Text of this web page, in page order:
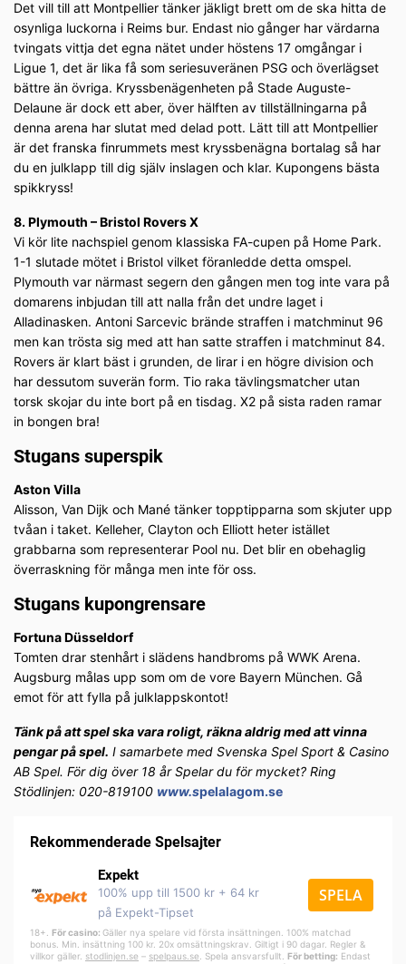
Det vill till att Montpellier tänker jäkligt brett om de ska hitta de
osynliga luckorna i Reims bur. Endast nio gånger har värdarna
tvingats vittja det egna nätet under höstens 17 omgångar i
Ligue 1, det är lika få som seriesuveränen PSG och överlägset
bättre än övriga. Kryssbenägenheten på Stade Auguste-
Delaune är dock ett aber, över hälften av tillställningarna på
denna arena har slutat med delad pott. Lätt till att Montpellier
är det franska finrummets mest kryssbenägna bortalag så har
du en julklapp till dig själv inslagen och klar. Kupongens bästa
spikkryss!
8. Plymouth – Bristol Rovers X
Vi kör lite nachspiel genom klassiska FA-cupen på Home Park.
1-1 slutade mötet i Bristol vilket föranledde detta omspel.
Plymouth var närmast segern den gången men tog inte vara på
domarens inbjudan till att nalla från det undre laget i
Alladinasken. Antoni Sarcevic brände straffen i matchminut 96
men kan trösta sig med att han satte straffen i matchminut 84.
Rovers är klart bäst i grunden, de lirar i en högre division och
har dessutom suverän form. Tio raka tävlingsmatcher utan
torsk skojar du inte bort på en tisdag. X2 på sista raden ramar
in bongen bra!
Stugans superspik
Aston Villa
Alisson, Van Dijk och Mané tänker topptipparna som skjuter upp
tvåan i taket. Kelleher, Clayton och Elliott heter istället
grabbarna som representerar Pool nu. Det blir en obehaglig
överraskning för många men inte för oss.
Stugans kupongrensare
Fortuna Düsseldorf
Tomten drar stenhårt i slädens handbroms på WWK Arena.
Augsburg målas upp som om de vore Bayern München. Gå
emot för att fylla på julklappskontot!
Tänk på att spel ska vara roligt, räkna aldrig med att vinna
pengar på spel. I samarbete med Svenska Spel Sport & Casino
AB Spel. För dig över 18 år Spelar du för mycket? Ring
Stödlinjen: 020-819100 www.spelalagom.se
Rekommenderade Spelsajter
Expekt
100% upp till 1500 kr + 64 kr
på Expekt-Tipset
SPELA
18+. För casino: Gäller nya spelare vid första insättningen. 100% matchad
bonus. Min. insättning 100 kr. 20x omsättningskrav. Giltigt i 90 dagar. Regler &
villkor gäller. stodlinjen.se – spelpaus.se . Spela ansvarsfullt. För betting: Endast